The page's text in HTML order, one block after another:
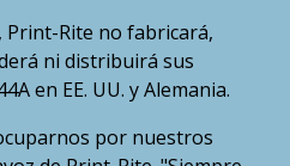
Print-Rite no fabricará,
ni distribuirá sus
en EE. UU. y Alemania.
por nuestros